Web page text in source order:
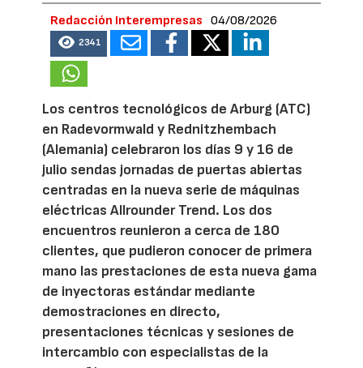
Redacción Interempresas 04/08/2026
2341
Los centros tecnológicos de Arburg (ATC)
en Radevormwald y Rednitzhembach
(Alemania) celebraron los días 9 y 16 de
julio sendas jornadas de puertas abiertas
centradas en la nueva serie de máquinas
eléctricas Allrounder Trend. Los dos
encuentros reunieron a cerca de 180
clientes, que pudieron conocer de primera
mano las prestaciones de esta nueva gama
de inyectoras estándar mediante
demostraciones en directo,
presentaciones técnicas y sesiones de
intercambio con especialistas de la